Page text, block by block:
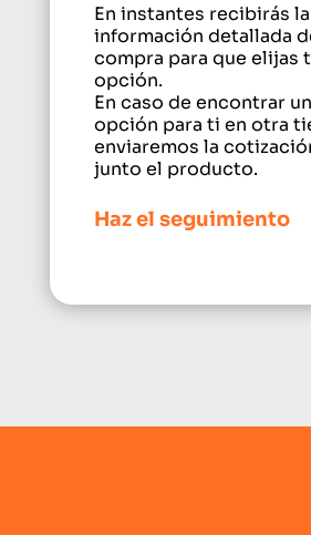
En instantes recibirás la
información detallada
compra para que elijas
opción.
En caso de encontrar
opción para ti en otra
enviaremos la
junto el producto.
Haz el seguimiento